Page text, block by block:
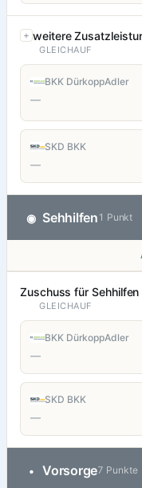
weitere
GLEICHAUF
BKK DürkoppAdler
—
SKD BKK
—
◉ Sehhilfen 1 Punkt
Zuschuss für
GLEICHAUF
BKK DürkoppAdler
—
SKD BKK
—
• Vorsorge7 Punkte